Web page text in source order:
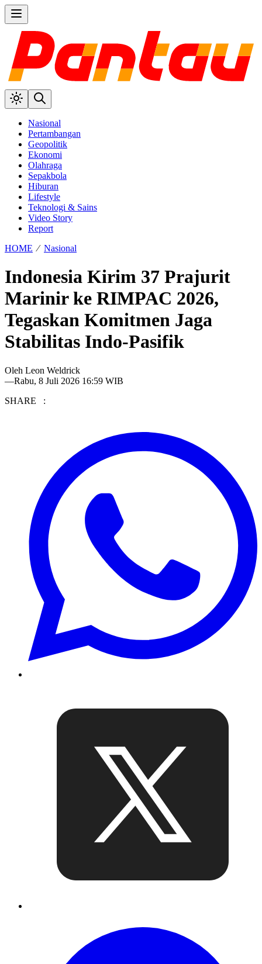
Nasional
Pertambangan
Geopolitik
Ekonomi
Olahraga
Sepakbola
Hiburan
Lifestyle
Teknologi & Sains
Video Story
Report
HOME ⁄ Nasional
Indonesia Kirim 37 Prajurit
Marinir ke RIMPAC 2026,
Tegaskan Komitmen Jaga
Stabilitas Indo-Pasifik
Oleh Leon Weldrick
—Rabu, 8 Juli 2026 16:59 WIB
SHARE :